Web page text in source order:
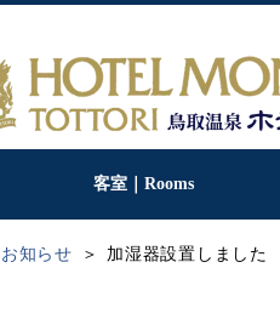
客室｜Rooms
お知らせ 加湿器設置しました